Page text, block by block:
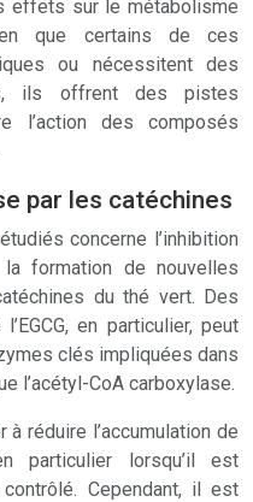
effets sur le métabolisme
que certains de ces
ou nécessitent des
ils offrent des pistes
l’action des composés
par les catéchines
concerne l’inhibition
formation de nouvelles
du thé vert. Des
en particulier, peut
clés impliquées dans
l’acétyl-CoA carboxylase.
réduire l’accumulation de
particulier lorsqu’il est
Cependant, il est